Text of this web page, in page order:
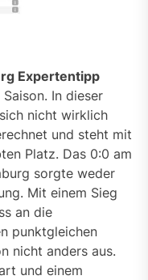
Expertentipp
In dieser
nicht wirklich
und steht mit
Platz. Das 0:0 am
sorgte weder
Mit einem Sieg
an die
punktgleichen
nicht anders aus.
und einem